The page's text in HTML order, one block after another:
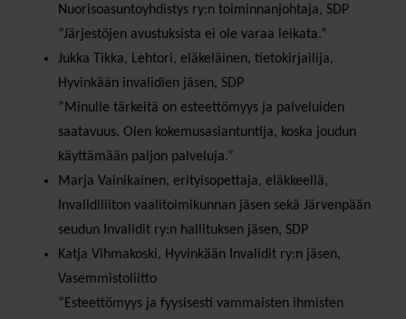
Nuorisoasuntoyhdistys ry:n toiminnanjohtaja, SDP
”Järjestöjen avustuksista ei ole varaa leikata.”
Jukka Tikka, Lehtori, eläkeläinen, tietokirjailija,
Hyvinkään invalidien jäsen, SDP
”Minulle tärkeitä on esteettömyys ja palveluiden
saatavuus. Olen kokemusasiantuntija, koska joudun
käyttämään paljon palveluja.”
Marja Vainikainen, erityisopettaja, eläkkeellä,
Invalidiliiton vaalitoimikunnan jäsen sekä Järvenpään
seudun Invalidit ry:n hallituksen jäsen, SDP
Katja Vihmakoski, Hyvinkään Invalidit ry:n jäsen,
Vasemmistoliitto
”Esteettömyys ja fyysisesti vammaisten ihmisten